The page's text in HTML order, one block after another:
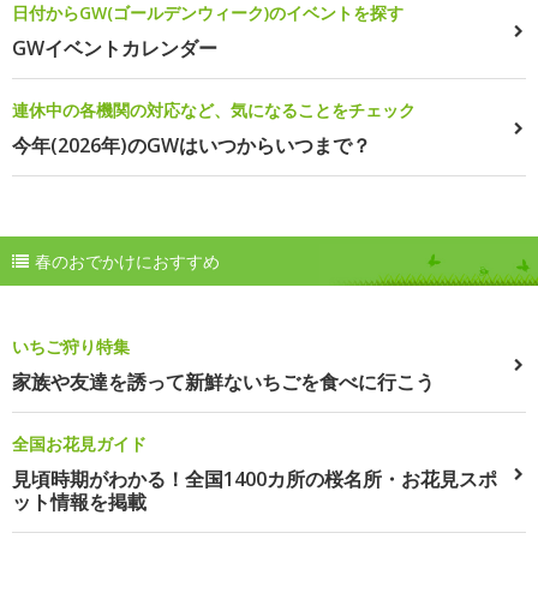
日付からGW(ゴールデンウィーク)のイベントを探す
GWイベントカレンダー
連休中の各機関の対応など、気になることをチェック
今年(2026年)のGWはいつからいつまで？
春のおでかけにおすすめ
いちご狩り特集
家族や友達を誘って新鮮ないちごを食べに行こう
全国お花見ガイド
見頃時期がわかる！全国1400カ所の桜名所・お花見スポ
ット情報を掲載